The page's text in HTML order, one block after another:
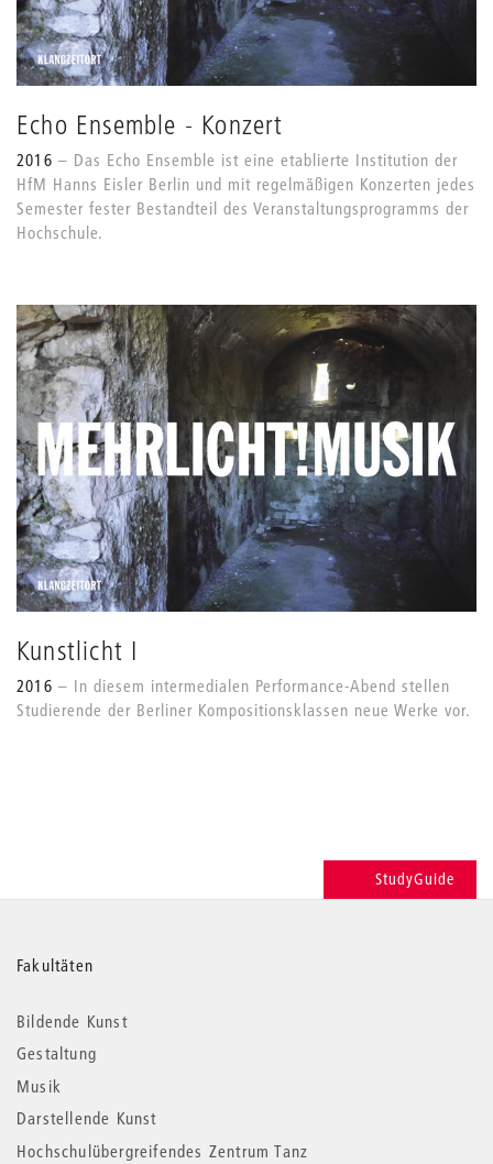
Echo Ensemble - Konzert
2016
Das Echo Ensemble ist eine etablierte Institution der
HfM Hanns Eisler Berlin und mit regelmäßigen Konzerten jedes
Semester fester Bestandteil des Veranstaltungsprogramms der
Hochschule.
Kunstlicht I
2016
In diesem intermedialen Performance-Abend stellen
Studierende der Berliner Kompositionsklassen neue Werke vor.
StudyGuide
Weitere
Informationen
Fakultäten
Bildende Kunst
Gestaltung
Musik
Darstellende Kunst
Hochschulübergreifendes Zentrum Tanz